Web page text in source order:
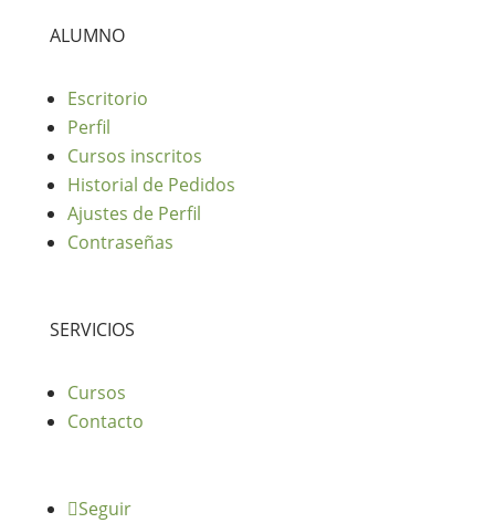
ALUMNO
Escritorio
Perfil
Cursos inscritos
Historial de Pedidos
Ajustes de Perfil
Contraseñas
SERVICIOS
Cursos
Contacto
Seguir